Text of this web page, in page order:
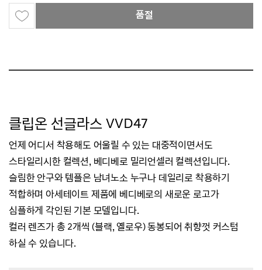
품절
클립온 선글라스 VVD47
언제 어디서 착용해도 어울릴 수 있는 대중적이면서도
스타일리시한 컬렉션, 베디베로 밀리언셀러 컬렉션입니다.
슬림한 안구와 템플은 남녀노소 누구나 데일리로 착용하기
적합하며 아세테이트 제품에 베디베로의 새로운 로고가
심플하게 각인된 기본 모델입니다.
컬러 렌즈가 총 2개씩 (블랙, 옐로우) 동봉되어 취향껏 커스텀
하실 수 있습니다.